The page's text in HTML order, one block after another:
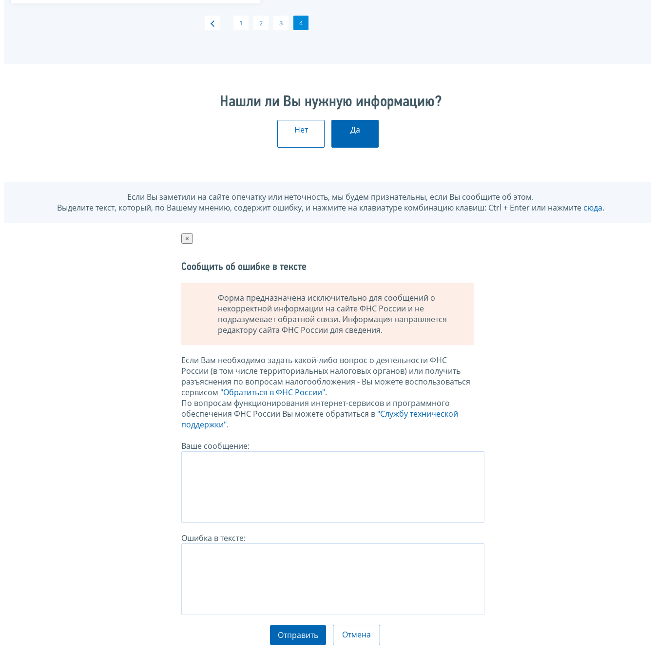
1 2 3 4
Нашли ли Вы нужную информацию?
Нет Да
Если Вы заметили на сайте опечатку или неточность, мы будем признательны, если Вы сообщите об этом.
Выделите текст, который, по Вашему мнению, содержит ошибку, и нажмите на клавиатуре комбинацию клавиш: Ctrl + Enter или нажмите сюда.
×
Сообщить об ошибке в тексте
Форма предназначена исключительно для сообщений о
некорректной информации на сайте ФНС России и не
подразумевает обратной связи. Информация направляется
редактору сайта ФНС России для сведения.
Если Вам необходимо задать какой-либо вопрос о деятельности ФНС
России (в том числе территориальных налоговых органов) или получить
разъяснения по вопросам налогообложения - Вы можете воспользоваться
сервисом "Обратиться в ФНС России".
По вопросам функционирования интернет-сервисов и программного
обеспечения ФНС России Вы можете обратиться в "Службу технической
поддержки".
Ваше сообщение:
Ошибка в тексте:
Отправить Отмена